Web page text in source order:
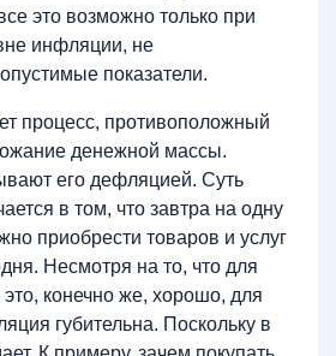
это возможно только при
инфляции, не
показатели.
процесс, противоположный
денежной массы.
его дефляцией. Суть
в том, что завтра на одну
приобрести товаров и услуг
Несмотря на то, что для
конечно же, хорошо, для
губительна. Поскольку в